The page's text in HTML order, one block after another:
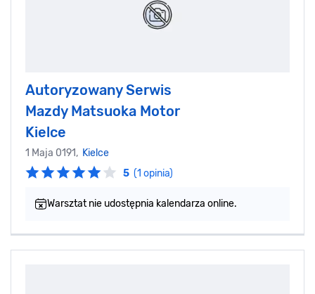
Autoryzowany Serwis
Mazdy Matsuoka Motor
Kielce
1 Maja 0191, Kielce
5 (1 opinia)
Warsztat nie udostępnia kalendarza online.